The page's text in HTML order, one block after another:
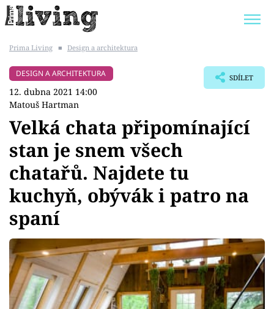
BYDLENÍ SLAVNÝCH
ZAHRADA
Témata
Bydlení
Zahrada
Design
Sledujte prima+
Prima Living ■ Design a architektura
DESIGN A ARCHITEKTURA
12. dubna 2021 14:00
Matouš Hartman
SDÍLET
Velká chata připomínající
stan je snem všech
chatařů. Najdete tu
kuchyň, obývák i patro na
spaní